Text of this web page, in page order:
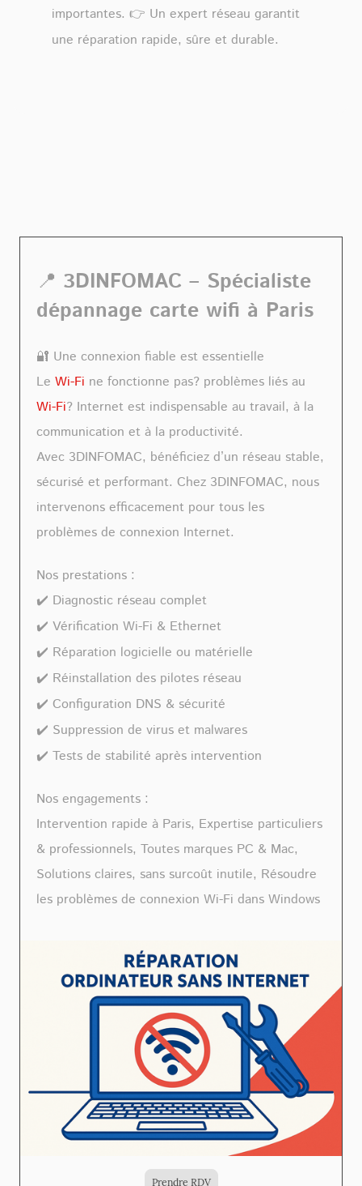
importantes. 👉 Un expert réseau garantit
une réparation rapide, sûre et durable.
📍 3DINFOMAC – Spécialiste
dépannage carte wifi à Paris
🔐 Une connexion fiable est essentielle
Le Wi-Fi ne fonctionne pas? problèmes liés au
Wi-Fi? Internet est indispensable au travail, à la
communication et à la productivité.
Avec 3DINFOMAC, bénéficiez d’un réseau stable,
sécurisé et performant. Chez 3DINFOMAC, nous
intervenons efficacement pour tous les
problèmes de connexion Internet.
Nos prestations :
✔️ Diagnostic réseau complet
✔️ Vérification Wi-Fi & Ethernet
✔️ Réparation logicielle ou matérielle
✔️ Réinstallation des pilotes réseau
✔️ Configuration DNS & sécurité
✔️ Suppression de virus et malwares
✔️ Tests de stabilité après intervention
Nos engagements :
Intervention rapide à Paris, Expertise particuliers
& professionnels, Toutes marques PC & Mac,
Solutions claires, sans surcoût inutile, Résoudre
les problèmes de connexion Wi-Fi dans Windows
Prendre RDV